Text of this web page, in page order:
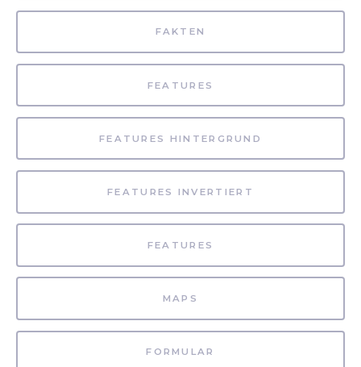
FAKTEN
FEATURES
FEATURES HINTERGRUND
FEATURES INVERTIERT
FEATURES
MAPS
FORMULAR